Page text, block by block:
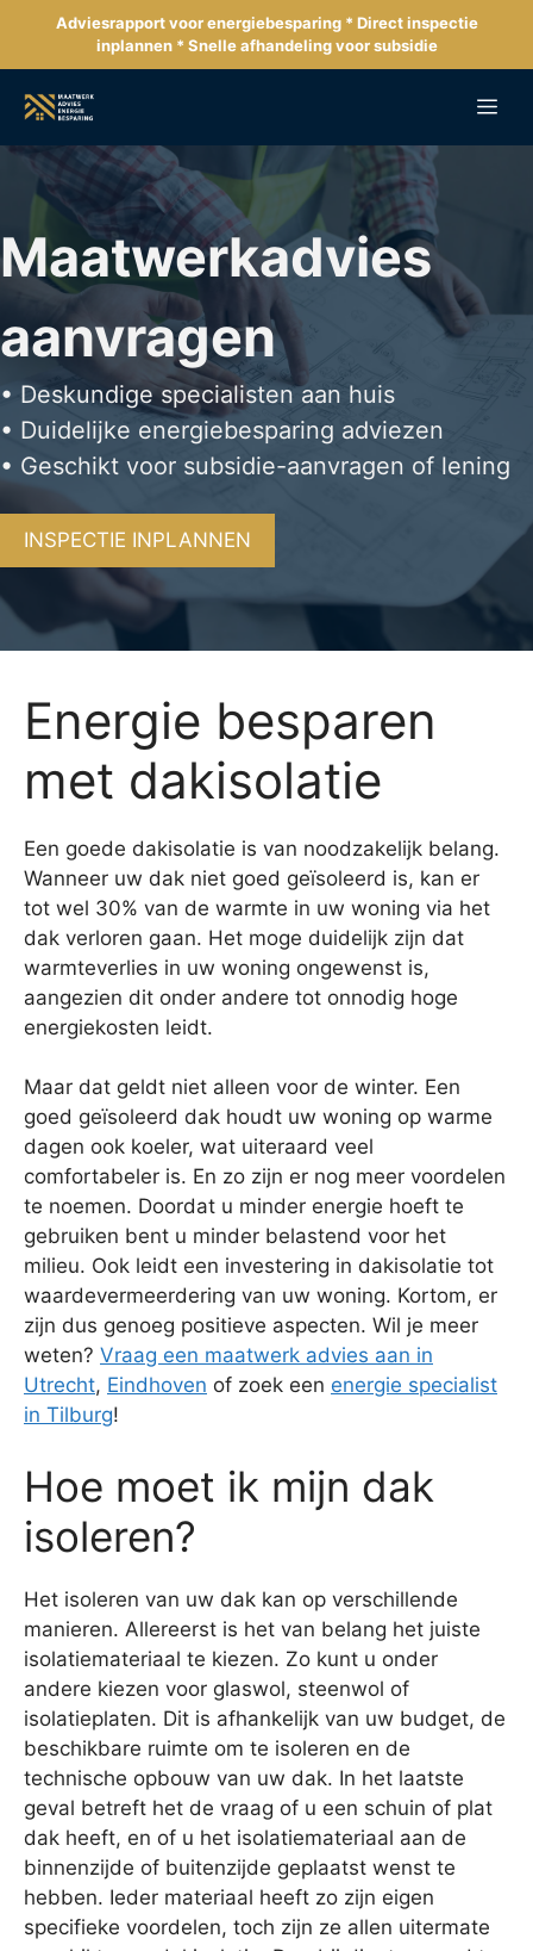
de
inhoud
Adviesrapport voor energiebesparing * Direct inspectie
inplannen * Snelle afhandeling voor subsidie
Maatwerkadvies
aanvragen
• Deskundige specialisten aan huis
• Duidelijke energiebesparing adviezen
• Geschikt voor subsidie-aanvragen of lening
INSPECTIE INPLANNEN
Energie besparen
met dakisolatie
Een goede dakisolatie is van noodzakelijk belang.
Wanneer uw dak niet goed geïsoleerd is, kan er
tot wel 30% van de warmte in uw woning via het
dak verloren gaan. Het moge duidelijk zijn dat
warmteverlies in uw woning ongewenst is,
aangezien dit onder andere tot onnodig hoge
energiekosten leidt.
Maar dat geldt niet alleen voor de winter. Een
goed geïsoleerd dak houdt uw woning op warme
dagen ook koeler, wat uiteraard veel
comfortabeler is. En zo zijn er nog meer voordelen
te noemen. Doordat u minder energie hoeft te
gebruiken bent u minder belastend voor het
milieu. Ook leidt een investering in dakisolatie tot
waardevermeerdering van uw woning. Kortom, er
zijn dus genoeg positieve aspecten. Wil je meer
weten? Vraag een maatwerk advies aan in
Utrecht, Eindhoven of zoek een energie specialist
in Tilburg!
Hoe moet ik mijn dak
isoleren?
Het isoleren van uw dak kan op verschillende
manieren. Allereerst is het van belang het juiste
isolatiemateriaal te kiezen. Zo kunt u onder
andere kiezen voor glaswol, steenwol of
isolatieplaten. Dit is afhankelijk van uw budget, de
beschikbare ruimte om te isoleren en de
technische opbouw van uw dak. In het laatste
geval betreft het de vraag of u een schuin of plat
dak heeft, en of u het isolatiemateriaal aan de
binnenzijde of buitenzijde geplaatst wenst te
hebben. Ieder materiaal heeft zo zijn eigen
specifieke voordelen, toch zijn ze allen uitermate